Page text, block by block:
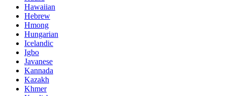
Hawaiian
Hebrew
Hmong
Hungarian
Icelandic
Igbo
Javanese
Kannada
Kazakh
Khmer